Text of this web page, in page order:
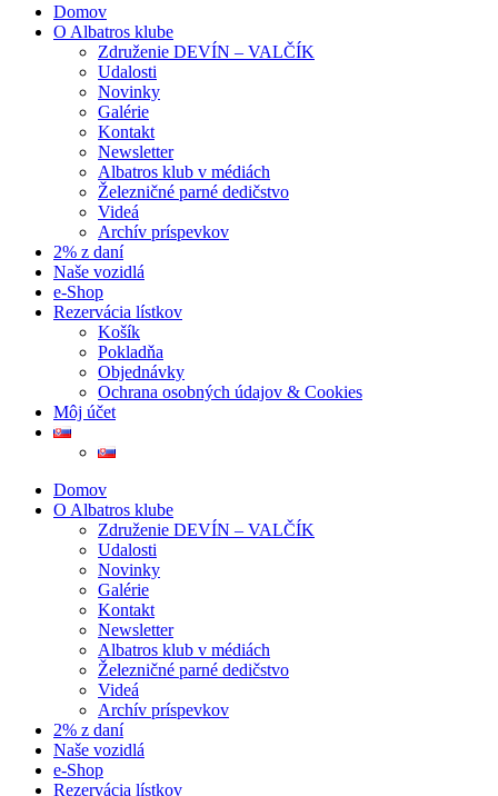
Domov
O Albatros klube
Združenie DEVÍN – VALČÍK
Udalosti
Novinky
Galérie
Kontakt
Newsletter
Albatros klub v médiách
Železničné parné dedičstvo
Videá
Archív príspevkov
2% z daní
Naše vozidlá
e-Shop
Rezervácia lístkov
Košík
Pokladňa
Objednávky
Ochrana osobných údajov & Cookies
Môj účet
Domov
O Albatros klube
Združenie DEVÍN – VALČÍK
Udalosti
Novinky
Galérie
Kontakt
Newsletter
Albatros klub v médiách
Železničné parné dedičstvo
Videá
Archív príspevkov
2% z daní
Naše vozidlá
e-Shop
Rezervácia lístkov